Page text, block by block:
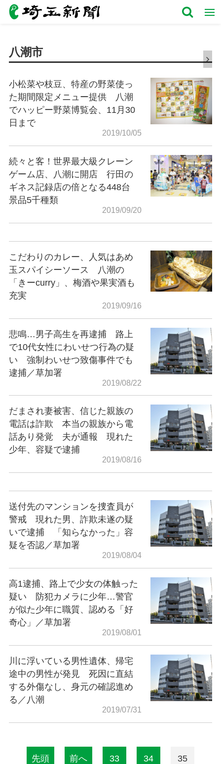
八潮市
小松菜や枝豆、特産の野菜使っ
た期間限定メニュー提供 八潮
でハッピー野菜博覧会、11月30
日まで
2019/10/05
続々と客！世界最大級クレーン
ゲーム店、八潮に開店 行田の
ギネス記録店の倍となる448台
景品5千種類
2019/09/20
こだわりのカレー、人気はあめ
玉スパイシーソース 八潮の
「きーcurry」、梅酒や果実酒も
充実
2019/09/16
悲鳴…男子高生を再逮捕 路上
で10代女性にわいせつ行為の疑
い 強制わいせつ致傷事件でも
逮捕／草加署
2019/08/22
だまされ妻被害、信じた親族の
電話は詐欺 本当の親族から電
話あり発覚 夫が通報 現れた
少年、容疑で逮捕
2019/08/16
送付先のマンションを捜査員が
警戒 現れた男、詐欺未遂の疑
いで逮捕 「知らなかった」容
疑を否認／草加署
2019/08/04
高1逮捕、路上で少女の体触った
疑い 防犯カメラに少年…警官
が似た少年に職質、認める「好
奇心」／草加署
2019/08/01
川に浮いている男性遺体、帰宅
途中の男性が発見 死因に直結
する外傷なし、身元の確認進め
る／八潮
2019/07/31
先頭 前へ 33 34 35